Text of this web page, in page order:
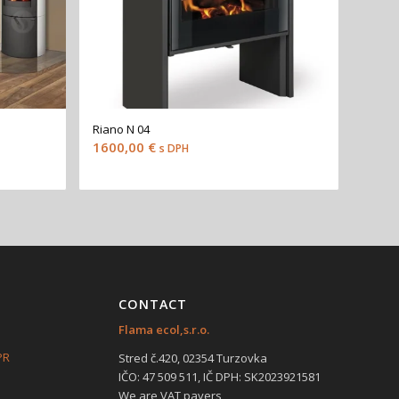
Riano N 04
1600,00 € s DPH
CONTACT
Flama ecol,s.r.o.
Stred č.420, 02354 Turzovka
IČO: 47 509 511, IČ DPH: SK2023921581
We are VAT payers